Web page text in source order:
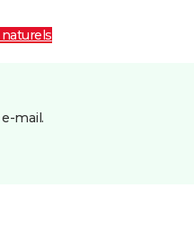
mail.